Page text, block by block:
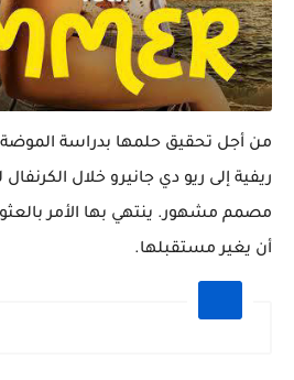
من أجل تحقيق حلمها بدراسة
ريفية إلى ريو دي جانيرو خلال
مصمم مشهور. ينتهي بها الأمر
أن يغير مستقبلها.